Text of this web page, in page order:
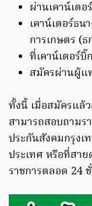
ผ่านเคาน์เตอ
เคาน์เตอร์ธ
การเกษตร (
ที่เคาน์เตอร์บิ๊
สมัครผ่านผู้แ
ทั้งนี้ เมื่อสมัครแล้
สามารถสอบถามร
ประกันสังคมกรุง
ประเทศ หรือที่สาย
ราชการตลอด 24